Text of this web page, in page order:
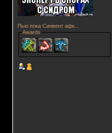
Пью пока Синвент афк...
Awards